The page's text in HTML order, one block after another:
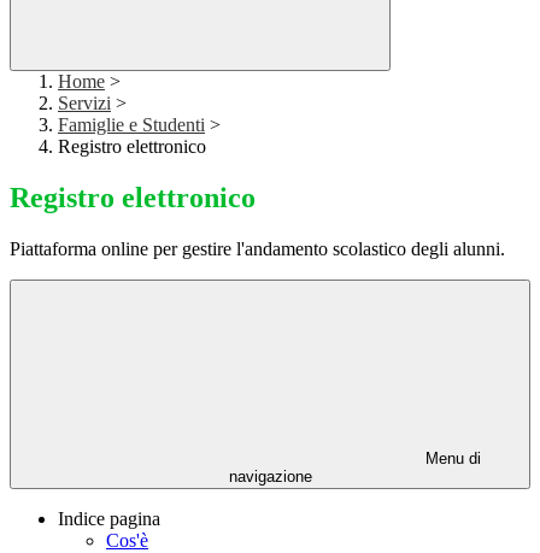
Home >
Servizi >
Famiglie e Studenti >
Registro elettronico
Registro elettronico
Piattaforma online per gestire l'andamento scolastico degli alunni.
Menu di
navigazione
Indice pagina
Cos'è